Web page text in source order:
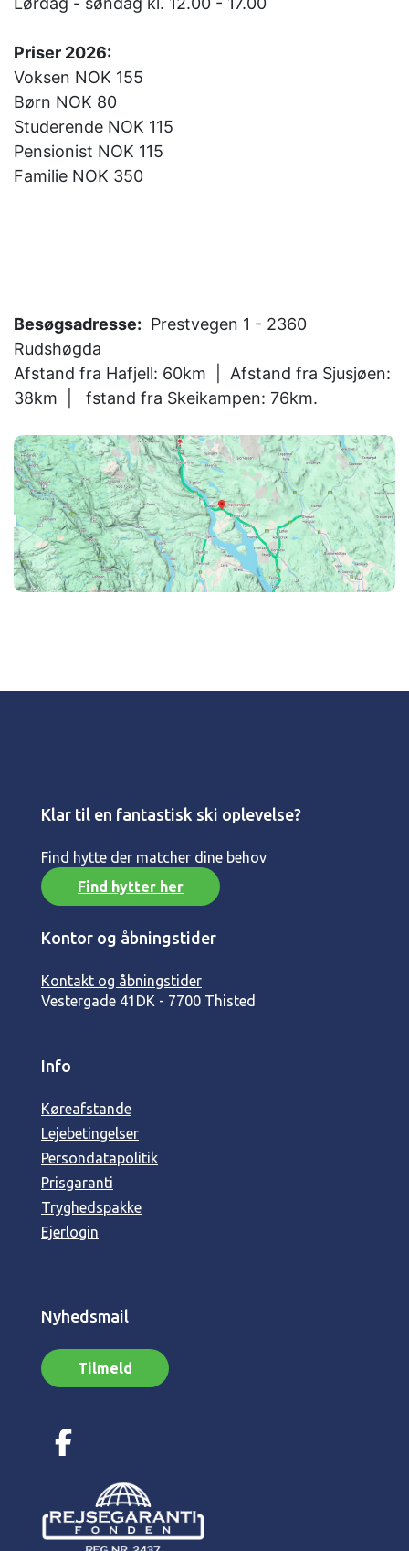
Priser 2026:
Voksen NOK 155
Børn NOK 80
Studerende NOK 115
Pensionist NOK 115
Familie NOK 350
Besøgsadresse: Prestvegen 1 - 2360
Rudshøgda
Afstand fra Hafjell: 60km
Afstand fra Sjusjøen:
38km
| fstand fra Skeikampen: 76km.
Klar til en fantastisk ski oplevelse?
Find hytte der matcher dine behov
Find hytter her
Kontor og åbningstider
Kontakt og åbningstider
Vestergade 41 DK - 7700 Thisted
Info
Køreafstande
Lejebetingelser
Persondatapolitik
Prisgaranti
Tryghedspakke
Ejerlogin
Nyhedsmail
Tilmeld